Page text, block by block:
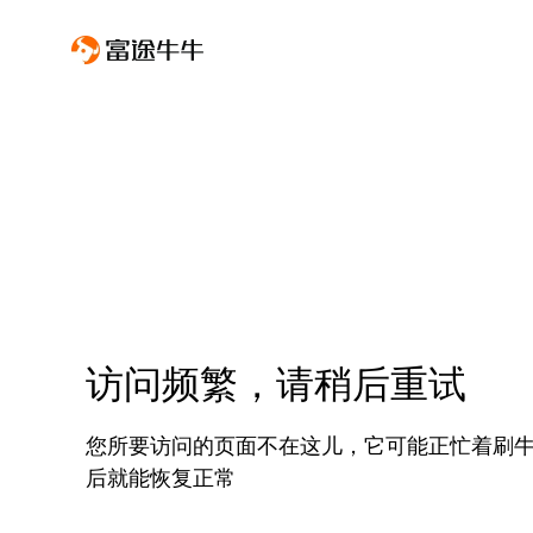
访问频繁，请稍后重试
您所要访问的页面不在这儿，它可能正忙着刷
后就能恢复正常